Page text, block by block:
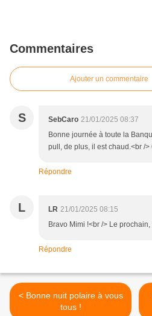
Commentaires
Ajouter un commentaire
S SebCaro 21/01/2025 08:37
Bonne journée à toute la
pull, de plus, il est chaud.<br /
Répondre
L LR 21/01/2025 08:15
Bravo Mimi !<br /> Le
Répondre
< Bonne nuit polaire à vous
tous !